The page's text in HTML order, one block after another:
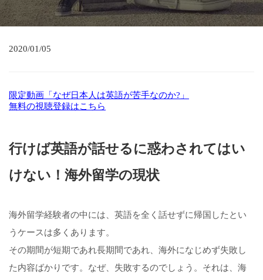
2020/01/05
限定動画「なぜ日本人は英語が苦手なのか?」
無料の視聴登録はこちら
行けば英語が話せるに惑わされてはい
けない！海外留学の現状
海外留学経験者の中には、英語を全く話せずに帰国したとい
うケースは多くあります。
その期間が短期であれ長期間であれ、海外になじめず失敗し
た内容ばかりです。なぜ、失敗するのでしょう。それは、海